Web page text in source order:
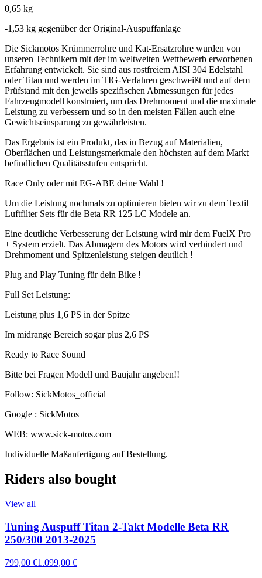
0,65 kg
-1,53 kg gegenüber der Original-Auspuffanlage
Die Sickmotos Krümmerrohre und Kat-Ersatzrohre wurden von
unseren Technikern mit der im weltweiten Wettbewerb erworbenen
Erfahrung entwickelt. Sie sind aus rostfreiem AISI 304 Edelstahl
oder Titan und werden im TIG-Verfahren geschweißt und auf dem
Prüfstand mit den jeweils spezifischen Abmessungen für jedes
Fahrzeugmodell konstruiert, um das Drehmoment und die maximale
Leistung zu verbessern und so in den meisten Fällen auch eine
Gewichtseinsparung zu gewährleisten.
Das Ergebnis ist ein Produkt, das in Bezug auf Materialien,
Oberflächen und Leistungsmerkmale den höchsten auf dem Markt
befindlichen Qualitätsstufen entspricht.
Race Only oder mit EG-ABE deine Wahl !
Um die Leistung nochmals zu optimieren bieten wir zu dem Textil
Luftfilter Sets für die Beta RR 125 LC Modele an.
Eine deutliche Verbesserung der Leistung wird mir dem FuelX Pro
+ System erzielt. Das Abmagern des Motors wird verhindert und
Drehmoment und Spitzenleistung steigen deutlich !
Plug and Play Tuning für dein Bike !
Full Set Leistung:
Leistung plus 1,6 PS in der Spitze
Im midrange Bereich sogar plus 2,6 PS
Ready to Race Sound
Bitte bei Fragen Modell und Baujahr angeben!!
Follow: SickMotos_official
Google : SickMotos
WEB: www.sick-motos.com
Individuelle Maßanfertigung auf Bestellung.
Riders also bought
View all
Tuning Auspuff Titan 2-Takt Modelle Beta RR
250/300 2013-2025
799,00 €1.099,00 €